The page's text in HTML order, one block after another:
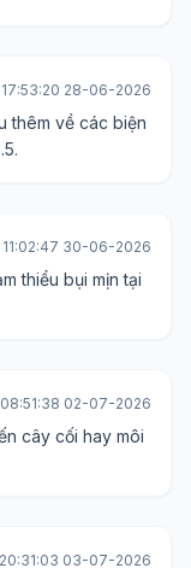
17:53:20 28-06-2026
thêm về các biện
11:02:47 30-06-2026
thiểu bụi mịn tại
08:51:38 02-07-2026
cây cối hay môi
20:31:03 03-07-2026